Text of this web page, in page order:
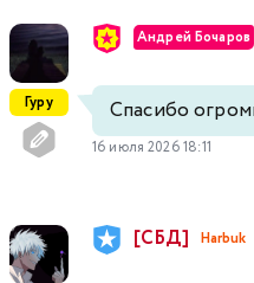
Гуру
Андрей Бочаров
Спасибо
16 июля 2026 18:11
[СБД] Harbuk